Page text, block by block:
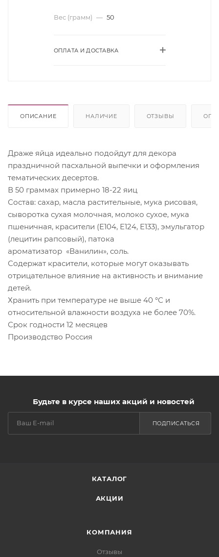
Вес (грамм) — 50
ОПЛАТА И ДОСТАВКА
ОПИСАНИЕ НАЛИЧИЕ ОТЗЫВЫ
Драже яйца идеально подойдут для декора
праздничной пасхальной выпечки и оформления
тематических десертов.
В 50 граммах примерно 18-22 яиц
Состав: сахар, масла растительные, мука рисовая,
сыворотка сухая молочная, молоко сухое, мука
пшеничная, красители (Е104, Е124, Е133), эмульгатор
(лецитин рапсовый), патока
ароматизатор «Ванилин», соль.
Содержат красители, которые могут оказывать
отрицательное влияние на активность и внимание
детей.
Хранить при температуре не выше 40 °С и
относительной влажности воздуха не более 70%.
Срок годности 12 месяцев
Производство Россия
Будьте в курсе наших акций и новостей
ПОДПИСАТЬСЯ
КАТАЛОГ
АКЦИИ
КОМПАНИЯ
Отзывы